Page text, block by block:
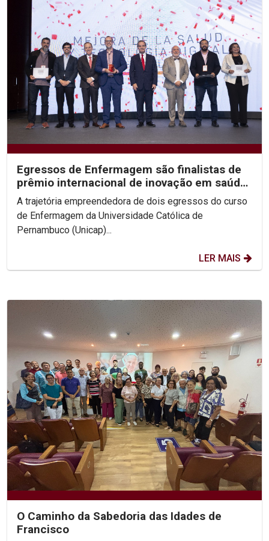
Egressos de Enfermagem são finalistas de
prêmio internacional de inovação em saúde
digital
A trajetória empreendedora de dois egressos do curso
de Enfermagem da Universidade Católica de
Pernambuco (Unicap)...
LER MAIS
O Caminho da Sabedoria das Idades de
Francisco